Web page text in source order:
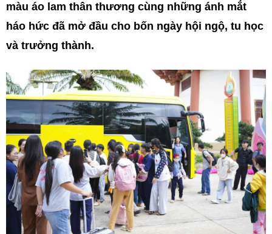
màu áo lam thân thương cùng những ánh mắt
háo hức đã mở đầu cho bốn ngày hội ngộ, tu học
và trưởng thành.